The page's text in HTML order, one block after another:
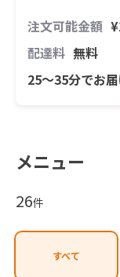
注文可能金額
配達料 無料
25〜35分でお
メニュー
26件
すべて